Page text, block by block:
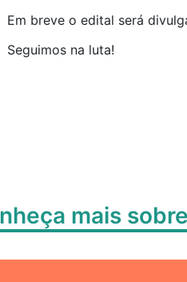
Em breve o edital será
Seguimos na luta!
mais